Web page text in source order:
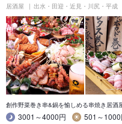
居酒屋 出水・田迎・近見・川尻・平成
創作野菜巻き串&鍋を愉しめる串焼き居酒
3001～4000円
501～1000